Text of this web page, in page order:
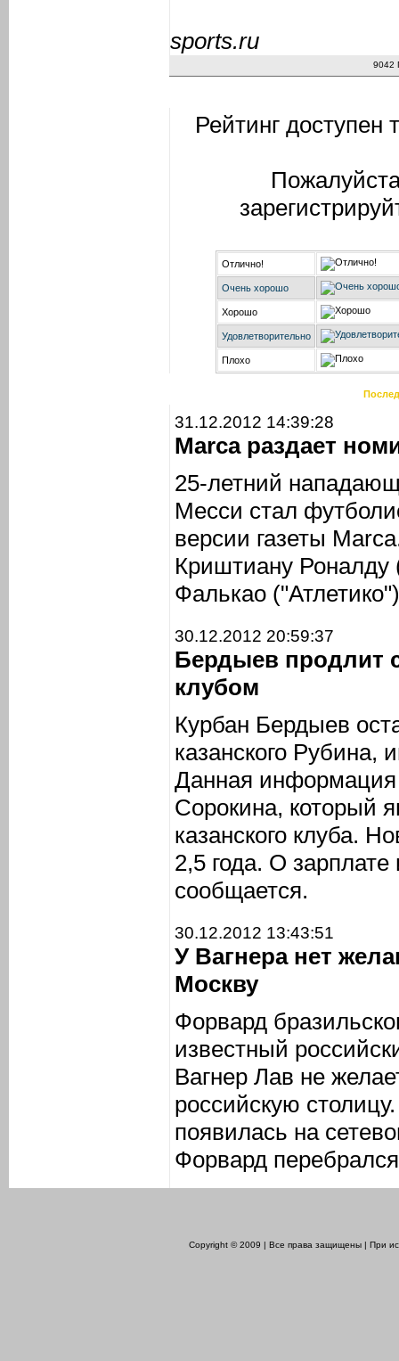
sports.ru
9042
Рейтинг доступен
Отлично!
Очень хорошо
Хорошо
Удовлетворительно
Плохо
31.12.2012 14:39:28
Marca раздает
25-летний
Месси стал
версии газеты
Криштиану
Фалькао
30.12.2012 20:59:37
Бердыев продлит
клубом
Курбан Бердыев
казанского
Данная информация
Сорокина, который
казанского клуба.
2,5 года. О
сообщается.
30.12.2012 13:43:51
У Вагнера нет
Москву
Форвард
известный
Вагнер Лав не
российскую
появилась на
Форвард
Copyright © 2009 | Все права защищены | При